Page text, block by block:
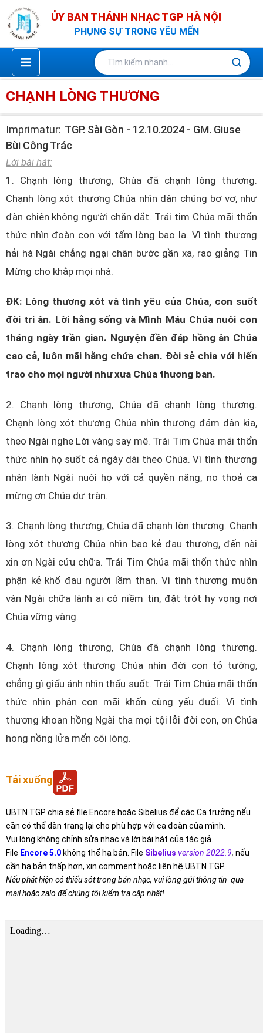
Nhảy
tới
nội
dung
ỦY BAN THÁNH NHẠC TGP HÀ NỘI
PHỤNG SỰ TRONG YÊU MẾN
CHẠNH LÒNG THƯƠNG
Imprimatur: TGP. Sài Gòn - 12.10.2024 - GM. Giuse
Bùi Công Trác
Lời bài hát:
1. Chạnh lòng thương, Chúa đã chạnh lòng thương.
Chạnh lòng xót thương Chúa nhìn dân chúng bơ vơ, như
đàn chiên không người chăn dắt. Trái tim Chúa mãi thổn
thức nhìn đoàn con với tấm lòng bao la. Vì tình thương
hải hà Ngài chẳng ngại chân bước gần xa, rao giảng Tin
Mừng cho khắp mọi nhà.
ĐK: Lòng thương xót và tình yêu của Chúa, con suốt
đời tri ân. Lời hằng sống và Mình Máu Chúa nuôi con
tháng ngày trần gian. Nguyện đền đáp hồng ân Chúa
cao cả, luôn mãi hằng chứa chan. Đời sẻ chia với hiến
trao cho mọi người như xưa Chúa thương ban.
2. Chạnh lòng thương, Chúa đã chạnh lòng thương.
Chạnh lòng xót thương Chúa nhìn thương đám dân kia,
theo Ngài nghe Lời vàng say mê. Trái Tim Chúa mãi thổn
thức nhìn họ suốt cả ngày dài theo Chúa. Vì tình thương
nhân lành Ngài nuôi họ với cả quyền năng, no thoả ca
mừng ơn Chúa dư tràn.
3. Chạnh lòng thương, Chúa đã chạnh lòn thương. Chạnh
lòng xót thương Chúa nhìn bao kẻ đau thương, đến nài
xin ơn Ngài cứu chữa. Trái Tim Chúa mãi thổn thức nhìn
phận kẻ khổ đau người lầm than. Vì tình thương muôn
vàn Ngài chữa lành ai có niềm tin, đặt trót hy vọng nơi
Chúa vững vàng.
4. Chạnh lòng thương, Chúa đã chạnh lòng thương.
Chạnh lòng xót thương Chúa nhìn đời con tỏ tường,
chẳng gì giấu ánh nhìn thấu suốt. Trái Tim Chúa mãi thổn
thức nhìn phận con mãi khốn cùng yếu đuối. Vì tình
thương khoan hồng Ngài tha mọi tội lỗi đời con, ơn Chúa
hong nồng lửa mến cõi lòng.
Tải xuống
UBTN TGP chia sẻ file Encore hoặc Sibelius để các Ca trưởng nếu
cần có thể dàn trang lại cho phù hợp với ca đoàn của mình.
Vui lòng không chỉnh sửa nhạc và lời bài hát của tác giả.
File Encore 5.0 không thể hạ bản. File Sibelius version 2022.9, nếu
cần hạ bản thấp hơn, xin comment hoặc liên hệ UBTN TGP.
Nếu phát hiện có thiếu sót trong bản nhạc, vui lòng gửi thông tin qua
mail hoặc zalo để chúng tôi kiểm tra cập nhật!